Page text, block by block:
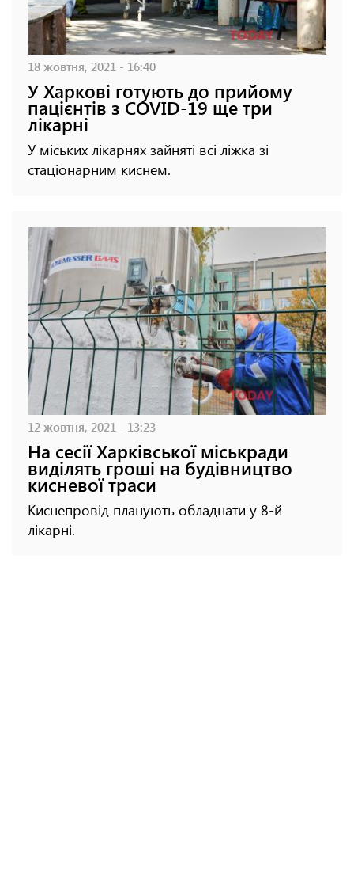
18 жовтня, 2021 - 16:40
У Харкові готують до прийому
пацієнтів з COVID-19 ще три
лікарні
У міських лікарнях зайняті всі ліжка зі
стаціонарним киснем.
12 жовтня, 2021 - 13:23
На сесії Харківської міськради
виділять гроші на будівництво
кисневої траси
Киснепровід планують обладнати у 8-й
лікарні.